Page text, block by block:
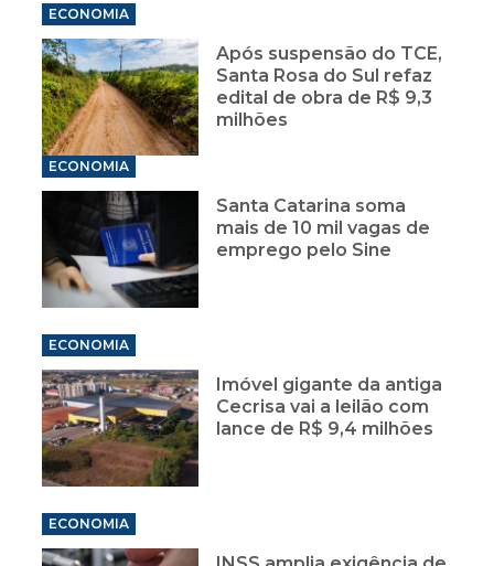
ECONOMIA
Após suspensão do TCE,
Santa Rosa do Sul refaz
edital de obra de R$ 9,3
milhões
ECONOMIA
Santa Catarina soma
mais de 10 mil vagas de
emprego pelo Sine
ECONOMIA
Imóvel gigante da antiga
Cecrisa vai a leilão com
lance de R$ 9,4 milhões
ECONOMIA